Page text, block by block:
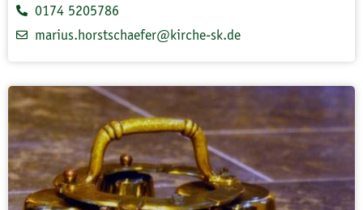
0174 5205786
marius.horstschaefer@kirche-sk.de